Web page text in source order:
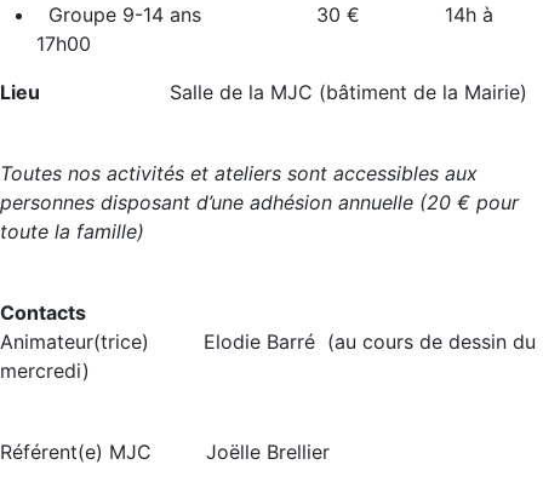
Groupe 9-14 ans 30 € 14h à
17h00
Lieu
Salle de la MJC (bâtiment de la Mairie)
Toutes nos activités et ateliers sont accessibles aux
personnes disposant d’une adhésion annuelle (20 € pour
toute la famille)
Contacts
Animateur(trice) Elodie Barré (au cours de dessin du
mercredi)
Référent(e) MJC Joëlle Brellier